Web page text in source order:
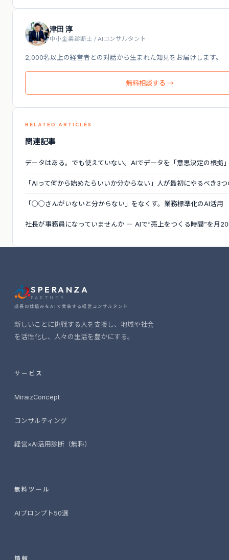
津田 淳
中小企業診断士 / AIコンサルタント
2,000名以上の経営者との対話から生まれた知見をお届けします。
無料相談する →
RELATED ARTICLES
関連記事
データはある。でも使えていない。AIでデータを「意思決定の根拠
「AIって何から始めたらいいか分からない」人が最初にやるべき3
「○○さんがいないと分からない」をなくす。業務標準化のAI活用
社長が事務員になっていませんか ― AIで“売上をつくる時間”を月
SPERANZA
PARTNER
成長の仕組みをAIで実装する経営コンサルタント
新しいことに挑戦する人を支援し、地域や社会
を活性化し、人々の生活を豊かにする。
サービス
MiraizConcept
コンサルティング
経営×AI活用診断（無料）
無料ツール
AIプロンプト50選
情報